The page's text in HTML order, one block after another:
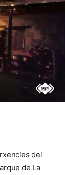
del
de La